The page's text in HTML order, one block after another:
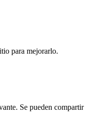
para mejorarlo.
Se pueden compartir